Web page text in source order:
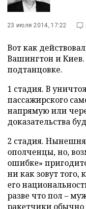
23 июля 2014, 17:22
Вот как
Вашингтон и Киев.
подтанцовке.
1 стадия. В
пассажирского
напрямую или
доказательства
2 стадия.
ополченцы, но,
ошибке»
ни как зовут того,
его
разве что пол –
ракетчики